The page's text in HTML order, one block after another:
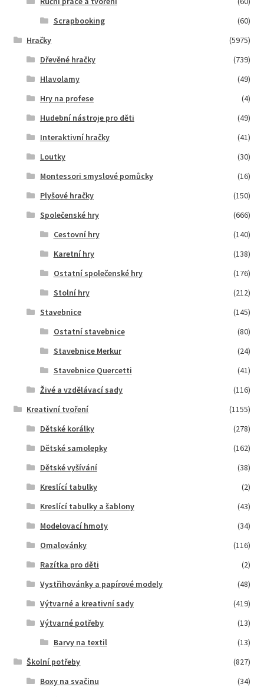
Scrapbooking
(60)
Hračky
(5975)
Dřevěné hračky
(739)
Hlavolamy
(49)
Hry na profese
(4)
Hudební nástroje pro děti
(49)
Interaktivní hračky
(41)
Loutky
(30)
Montessori smyslové pomůcky
(16)
Plyšové hračky
(150)
Společenské hry
(666)
Cestovní hry
(140)
Karetní hry
(138)
Ostatní společenské hry
(176)
Stolní hry
(212)
Stavebnice
(145)
Ostatní stavebnice
(80)
Stavebnice Merkur
(24)
Stavebnice Quercetti
(41)
Živé a vzdělávací sady
(116)
Kreativní tvoření
(1155)
Dětské korálky
(278)
Dětské samolepky
(162)
Dětské vyšívání
(38)
Kreslící tabulky
(2)
Kreslící tabulky a šablony
(43)
Modelovací hmoty
(34)
Omalovánky
(116)
Razítka pro děti
(2)
Vystřihovánky a papírové modely
(48)
Výtvarné a kreativní sady
(419)
Výtvarné potřeby
(13)
Barvy na textil
(13)
Školní potřeby
(827)
Boxy na svačinu
(34)